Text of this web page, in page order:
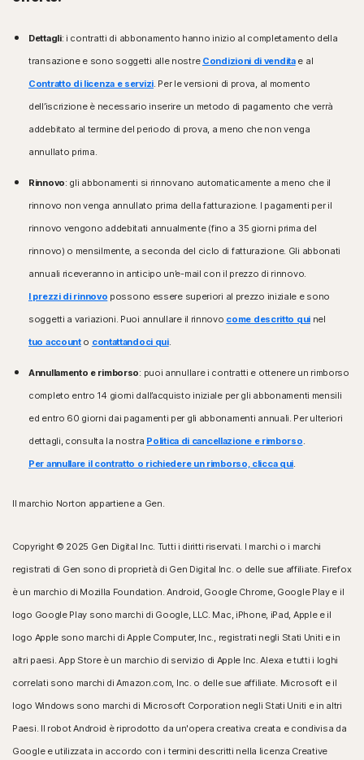
Dettagli: i contratti di abbonamento hanno inizio al completamento della
transazione e sono soggetti alle nostre Condizioni di venditae al
Contratto di licenza e servizi. Per le versioni di prova, al momento
dell’iscrizione è necessario inserire un metodo di pagamento che verrà
addebitato al termine del periodo di prova, a meno che non venga
annullato prima.
Rinnovo: gli abbonamenti si rinnovano automaticamente a meno che il
rinnovo non venga annullato prima della fatturazione. I pagamenti per il
rinnovo vengono addebitati annualmente (fino a 35 giorni prima del
rinnovo) o mensilmente, a seconda del ciclo di fatturazione. Gli abbonati
annuali riceveranno in anticipo un’e-mail con il prezzo di rinnovo.
I prezzi di rinnovo possono essere superiori al prezzo iniziale e sono
soggetti a variazioni. Puoi annullare il rinnovo come descritto quinel
tuo accounto contattandoci qui.
Annullamento e rimborso: puoi annullare i contratti e ottenere un rimborso
completo entro 14 giorni dall’acquisto iniziale per gli abbonamenti mensili
ed entro 60 giorni dai pagamenti per gli abbonamenti annuali. Per ulteriori
dettagli, consulta la nostra Politica di cancellazione e rimborso.
Per annullare il contratto o richiedere un rimborso, clicca qui.
Il marchio Norton appartiene a Gen.
Copyright © 2025 Gen Digital Inc. Tutti i diritti riservati. I marchi o i marchi
registrati di Gen sono di proprietà di Gen Digital Inc. o delle sue affiliate. Firefox
è un marchio di Mozilla Foundation. Android, Google Chrome, Google Play e il
logo Google Play sono marchi di Google, LLC. Mac, iPhone, iPad, Apple e il
logo Apple sono marchi di Apple Computer, Inc., registrati negli Stati Uniti e in
altri paesi. App Store è un marchio di servizio di Apple Inc. Alexa e tutti i loghi
correlati sono marchi di Amazon.com, Inc. o delle sue affiliate. Microsoft e il
logo Windows sono marchi di Microsoft Corporation negli Stati Uniti e in altri
Paesi. Il robot Android è riprodotto da un'opera creativa creata e condivisa da
Google e utilizzata in accordo con i termini descritti nella licenza Creative